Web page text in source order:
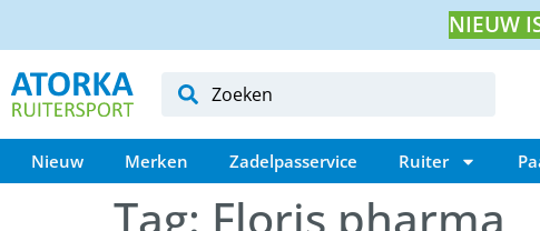
NIEUW
Nieuw Merken Zadelpasservice Ruiter
Tag: Floris pharma